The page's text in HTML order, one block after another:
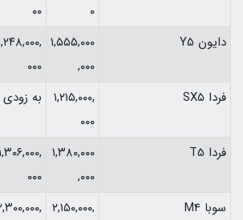
۰
۰۰
دایون Y5
۱,۵۵۵,۰۰۰
,۰۰۰
۰۰۰
فردا SX5
۱,۲۱۵,۰۰۰,
۰۰۰
به زودی
فردا T5
۱,۳۸۰,۰۰۰
,۰۰۰
۰۰۰
سوبا M4
۲,۱۵۰,۰۰۰,